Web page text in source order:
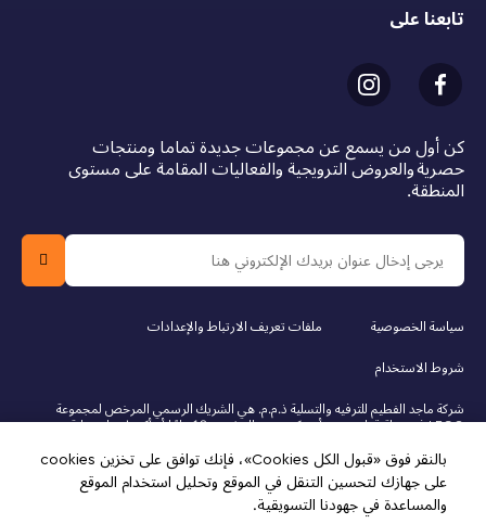
بالنقر فوق «قبول الكل Cookies»، فإنك توافق على تخزين cookies
على جهازك لتحسين التنقل في الموقع وتحليل استخدام الموقع
والمساعدة في جهودنا التسويقية.
كن أول من يسمع عن مجموعات جديدة تماما ومنتجات
حصرية والعروض الترويجية والفعاليات المقامة على مستوى
المنطقة.
تابعنا على
سياسة الخصوصية
ملفات تعريف الارتباط والإعدادات
شروط الاستخدام
شركة ماجد الفطيم للترفيه والتسلية ذ.م.م. هي الشريك الرسمي المرخص لمجموعة
LEGO في دولة قطر. يجب أن يكون عمر المشتري 18 عامًا أو أكثر لإجراء عملية
فريندز، وشعار الشخصيات المصغرة، ودريمز، ونينجاجو، وفيدييو، ومايندستورمز هي
علامات تجارية لمجموعة LEGO. © 2025 مجموعة LEGO. جميع الحقوق محفوظة.
استخدام هذا الموقع يعني موافقتك على شروط الاستخدام.